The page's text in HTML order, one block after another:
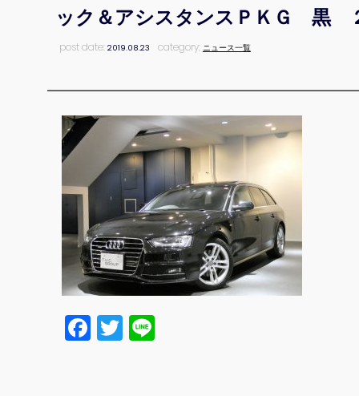
ック＆アシスタンスＰＫＧ 黒
post date:2019.08.23 category: ニュース一覧
Facebook
Twitter